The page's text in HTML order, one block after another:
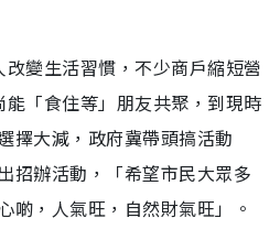
變生活習慣，不少商戶縮短營
「食住等」朋友共聚，到現時
擇大減，政府冀帶頭搞活動
招辦活動，「希望市民大眾多
啲，人氣旺，自然財氣旺」。